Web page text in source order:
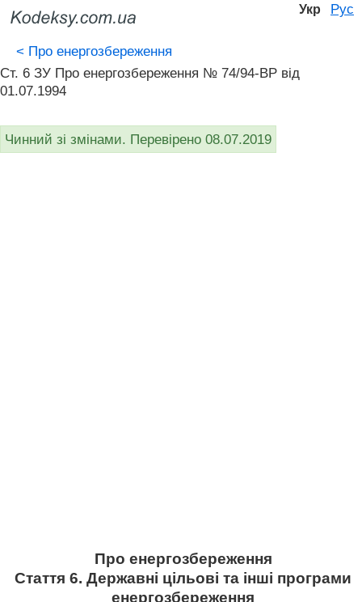
Укр Рус
< Про енергозбереження
Ст. 6 ЗУ Про енергозбереження № 74/94-ВР від
01.07.1994
Чинний зі змінами. Перевірено 08.07.2019
Про енергозбереження
Стаття 6. Державні цільові та інші програми
енергозбереження